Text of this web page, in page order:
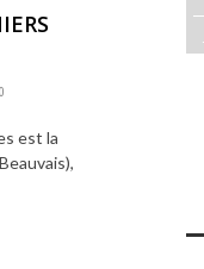
0
est la